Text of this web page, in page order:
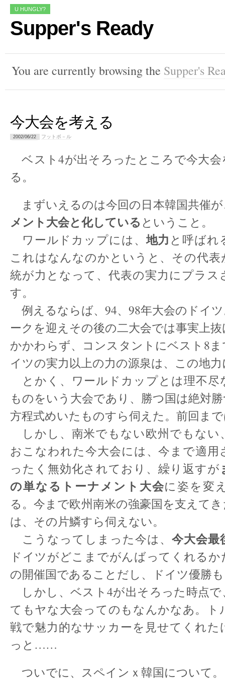
U HUNGLY?
Supper's Ready
You are currently browsing the Supper's
今大会を考える
2002/06/22 フットボ－ル
ベスト4が出そろったところで今大
る。
まずいえるのは今回の日本韓国共催
メント大会と化している ということ。
ワールドカップには、地力 と呼ばれ
これはなんなのかというと、その代表
統が力となって、代表の実力にプラス
す。
例えるならば、94、98年大会のドイ
ークを迎えその後の二大会では事実上
かかわらず、コンスタントにベスト8
イツの実力以上の力の源泉は、この地
とかく、ワールドカップとは理不尽
ものをいう大会であり、勝つ国は絶対
方程式めいたものすら伺えた。前回ま
しかし、南米でもない欧州でもない
おこなわれた今大会には、今まで適用
ったく無効化されており、繰り返すが
の単なるトーナメント大会に姿を変
る。今まで欧州南米の強豪国を支えて
は、その片鱗すら伺えない。
こうなってしまった今は、 今大会最
ドイツがどこまでがんばってくれる
の開催国であることだし、ドイツ優勝
しかし、ベスト4が出そろった時点
てもヤな大会ってのもなんかなあ。ト
戦で魅力的なサッカーを見せてくれた
っと……
ついでに、スペインｘ韓国について。